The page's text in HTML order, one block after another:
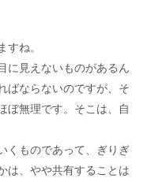
ね。
に見えないものがあるん
ばならないのですが、そ
ぼ無理です。そこは、自
くものであって、ぎりぎ
は、やや共有することは